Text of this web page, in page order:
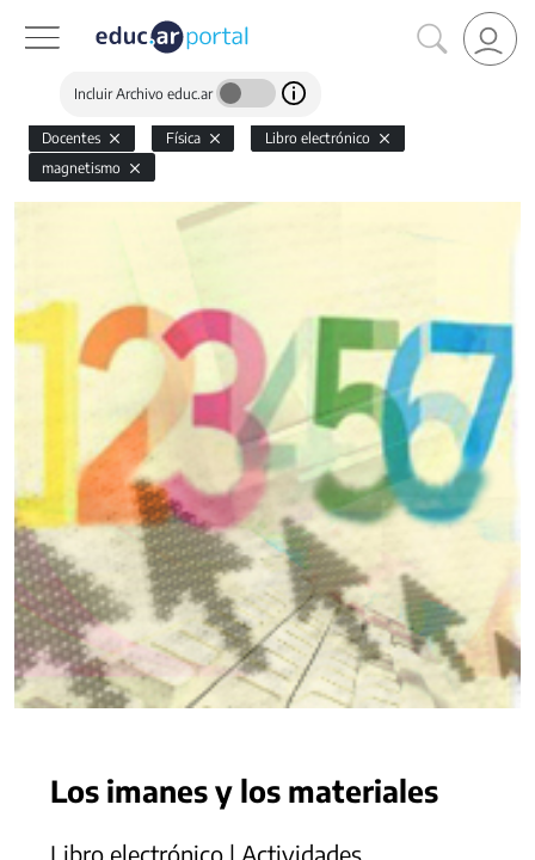
Incluir Archivo educ.ar
Docentes Física
Libro electrónico
magnetismo
Los imanes y los materiales
Libro electrónico | Actividades